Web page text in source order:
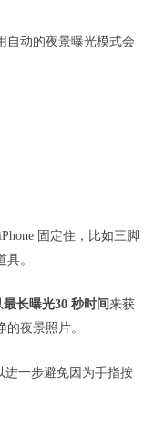
自动的夜景曝光模式会
固定住，比如三脚
。
最长曝光30 秒时间来获
夜景照片。
进一步避免因为手指按